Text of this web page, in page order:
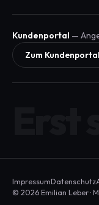
Kundenportal —
Zum
ImpressumDatenschutz
© 2026 Emilian Leber ·